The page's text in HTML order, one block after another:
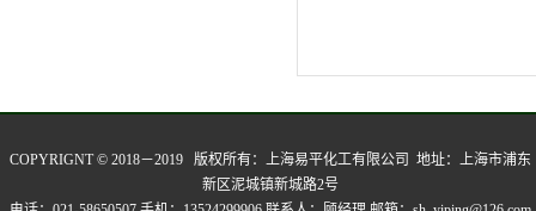
COPYRIGNT © 2018－2019 版权所有： 上海易平化工有限公司 地址：上海市浦东
新区泥城镇新城路2号